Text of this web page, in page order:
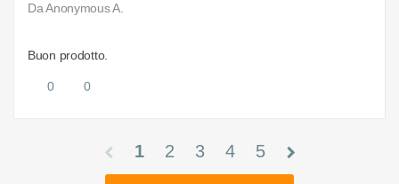
Da Anonymous A.
Buon prodotto.
0 0
chevron_left 1 2 3 4 5 chevron_right